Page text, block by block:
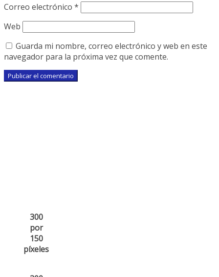
Correo electrónico *
Web
Guarda mi nombre, correo electrónico y web en este
navegador para la próxima vez que comente.
300
por
150
píxeles